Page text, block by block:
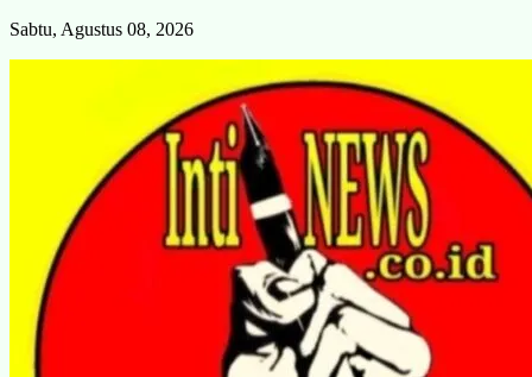
Skip
Sabtu, Agustus 08, 2026